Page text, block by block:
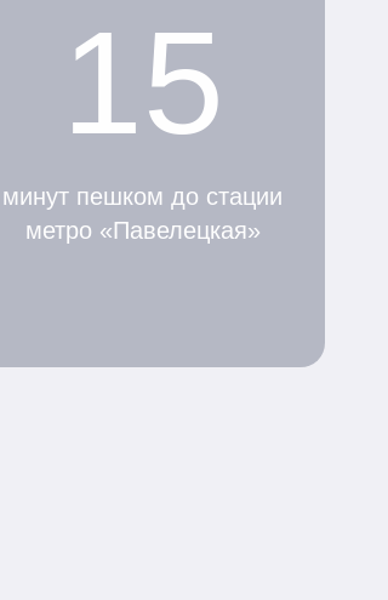
15
минут пешком до стации
метро «Павелецкая»